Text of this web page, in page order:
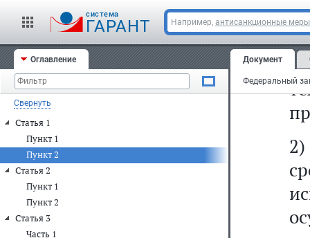
cистема
ГАРАНТ Например, антисанкционные меры
Оглавление
Свернуть
Статья 1
Пункт 1
Пункт 2
Статья 2
Пункт 1
Пункт 2
Статья 3
Часть 1
Документ